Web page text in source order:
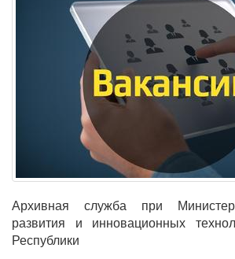
Архивная служба при
развития и инновационных
Республики